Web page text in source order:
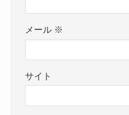
メール ※
サイト